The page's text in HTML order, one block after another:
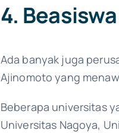
4.
Ada banyak juga
Ajinomoto yang
Beberapa universitas
Universitas Nagoya,